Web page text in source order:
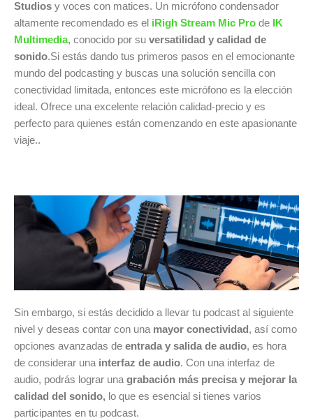
Studios y voces con matices. Un micrófono condensador
altamente recomendado es el iRigh Stream Mic Pro de
IK
Multimedia, conocido por su versatilidad y calidad de
sonido.Si estás dando tus primeros pasos en el emocionante
mundo del podcasting y buscas una solución sencilla con
conectividad limitada, entonces este micrófono es la elección
ideal. Ofrece una excelente relación calidad-precio y es
perfecto para quienes están comenzando en este apasionante
viaje..
Sin embargo, si estás decidido a llevar tu podcast al siguiente
nivel y deseas contar con una mayor conectividad , así como
opciones avanzadas de entrada y salida de audio, es hora
de considerar unainterfaz de audio. Con una interfaz de
audio, podrás lograr unagrabación más precisa y mejorar la
calidad del sonido, lo que es esencial si tienes varios
participantes en tu podcast.